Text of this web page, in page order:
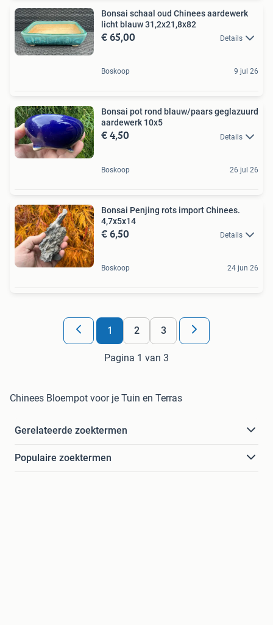
Bonsai schaal oud Chinees aardewerk
licht blauw 31,2x21,8x82
€ 65,00 Details
Boskoop 9 jul 26
Bonsai pot rond blauw/paars geglazuurd
aardewerk 10x5
€ 4,50 Details
Boskoop 26 jul 26
Bonsai Penjing rots import Chinees.
4,7x5x14
€ 6,50 Details
Boskoop 24 jun 26
1 2 3
Pagina 1 van 3
Chinees Bloempot voor je Tuin en Terras
Gerelateerde zoektermen
Populaire zoektermen